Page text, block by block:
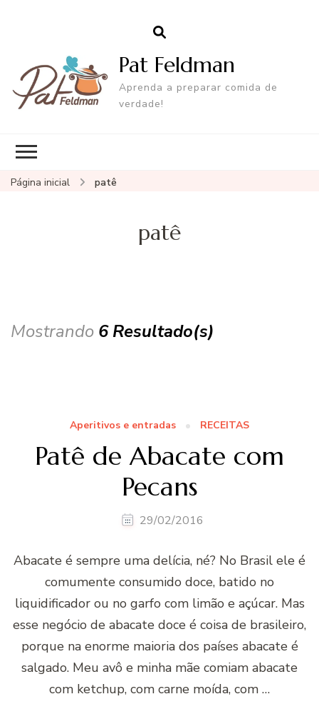
Pat Feldman
Aprenda a preparar comida de
verdade!
Página inicial patê
patê
Mostrando 6 Resultado(s)
Aperitivos e entradas RECEITAS
Patê de Abacate com
Pecans
29/02/2016
Abacate é sempre uma delícia, né? No Brasil ele é
comumente consumido doce, batido no
liquidificador ou no garfo com limão e açúcar. Mas
esse negócio de abacate doce é coisa de brasileiro,
porque na enorme maioria dos países abacate é
salgado. Meu avô e minha mãe comiam abacate
com ketchup, com carne moída, com …